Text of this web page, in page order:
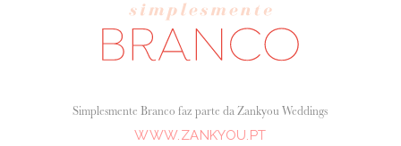
Simplesmente Branco faz parte da Zankyou Weddings
WWW.ZANKYOU.PT